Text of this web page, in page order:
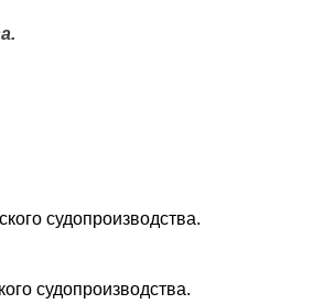
судопроизводства.
судопроизводства.